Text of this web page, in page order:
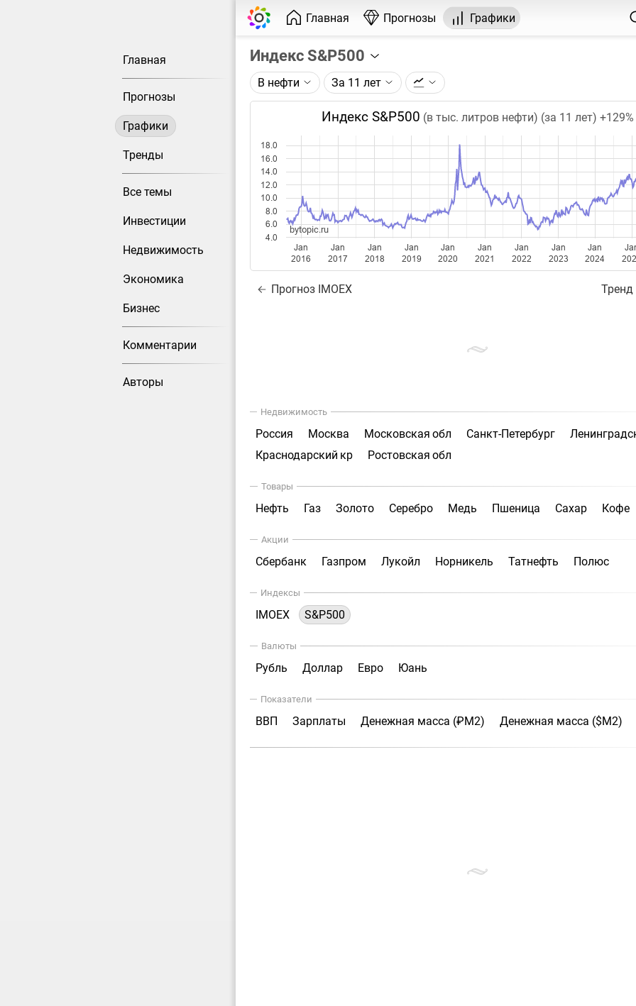
Главная Прогнозы Графики
Главная
Прогнозы
Графики
Тренды
Все темы
Инвестиции
Недвижимость
Экономика
Бизнес
Комментарии
Авторы
Индекс S&P500
Описание графика:
Индекс S&P500 по данным компании Standard & Poor’s.
Каждая точка на графике - цена закрытия дня, недели или месяца.
Оптимальный таймфрейм (день, неделя, месяц) подбирается
при изменении глубины графика.
Данные добавляются ежедневно.
В нефти За 11 лет
Индекс S&P500 (в тыс. литров нефти) (за 11 лет) +129%
Jan
2016
Jan
2017
Jan
2018
Jan
2019
Jan
2020
Jan
2021
Jan
2022
Jan
2023
Jan
2024
4.0
6.0
8.0
10.0
12.0
14.0
16.0
18.0
bytopic.ru
Прогноз IMOEX Тренд
Недвижимость
Россия Москва Московская обл Санкт-Петербург
Краснодарский кр
Ростовская обл
Товары
Нефть Газ Золото Серебро Медь Пшеница Сахар Кофе
Акции
Сбербанк Газпром Лукойл Норникель Татнефть Полюс
Индексы
IMOEX S&P500
Валюты
Рубль Доллар Евро Юань
Показатели
ВВП Зарплаты Денежная масса (₽М2) Денежная масса ($М2)